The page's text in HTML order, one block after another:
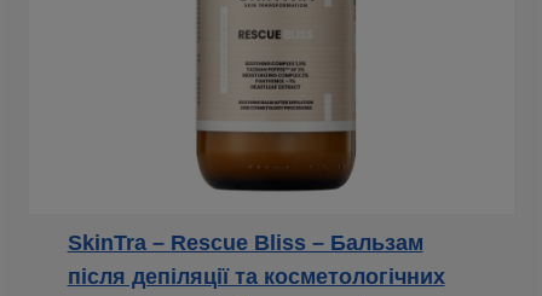
SkinTra – Rescue Bliss – Бальзам
після депіляції та косметологічних